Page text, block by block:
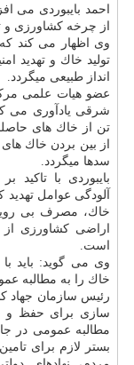
از چرخه كشاورزی و تنها 18.5 میلیون هكتار در چرخه
وی اظهار می كند
تولید خاك و تهدید
انداز طبیعی میگردد.
عضو هیات علمی
تن از خاك های
از بین بردن خاك
سدها میگردد.
بایبوردی با
آلودگی عوامل تهدید
خاك، مصرف بی
اراضی كشاورزی از
است.
وی می گوید: باید
خاك را به مطالبه
رئیس سازمان جهاد
سازی برای حفظ و
مطالبه عمومی در
بستر لازم برای